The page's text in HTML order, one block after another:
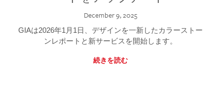
December 9, 2025
GIAは2026年1月1日、デザインを一新したカラーストー
ンレポートと新サービスを開始します。
続きを読む